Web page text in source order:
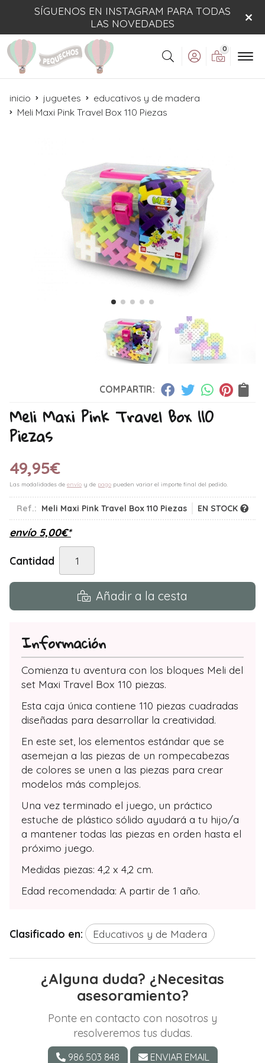
SÍGUENOS EN INSTAGRAM PARA TODAS
LAS NOVEDADES
Buscar
0
inicio juguetes
educativos y de madera
Meli Maxi Pink Travel Box 110 Piezas
COMPARTIR:
Meli Maxi Pink Travel Box 110
Piezas
49,95€
Las modalidades de envío y de pago pueden variar el importe final del pedido.
Ref.: Meli Maxi Pink Travel Box 110 Piezas EN STOCK
envío 5,00€*
Cantidad
Añadir a la cesta
Información
Comienza tu aventura con los bloques Meli del
set Maxi Travel Box 110 piezas.
Esta caja única contiene 110 piezas cuadradas
diseñadas para desarrollar la creatividad.
En este set, los elementos estándar que se
asemejan a las piezas de un rompecabezas
de colores se unen a las piezas para crear
modelos más complejos.
Una vez terminado el juego, un práctico
estuche de plástico sólido ayudará a tu hijo/a
a mantener todas las piezas en orden hasta el
próximo juego.
Medidas piezas: 4,2 x 4,2 cm.
Edad recomendada: A partir de 1 año.
Clasificado en: Educativos y de Madera
¿Alguna duda? ¿Necesitas
asesoramiento?
Ponte en contacto con nosotros y
resolveremos tus dudas.
986 503 848 ENVIAR EMAIL